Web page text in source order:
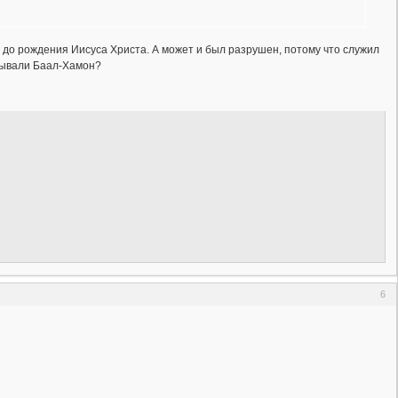
рождения Иисуса Христа. А может и был разрушен, потому что служил
Баал-Хамон?
6